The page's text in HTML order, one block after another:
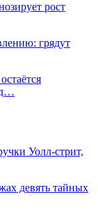
рост
грядут
Уолл-стрит,
девять тайных